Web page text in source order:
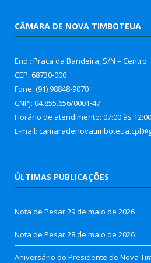
CÂMARA DE NOVA TIMBOTEUA
End.: Praça da Bandeira, S/N – Centro
CEP: 68730-000
Fone: (91) 98848-9070
CNPJ: 04.855.656/0001-47
Horário de atendimento: 07:00 às 12:00
E-mail: camaradenovatimboteua.cpl@
ÚLTIMAS PUBLICAÇÕES
Nota de Pesar29 de maio de 2026
Nota de Pesar28 de maio de 2026
Aniversário do Presidente de Nova